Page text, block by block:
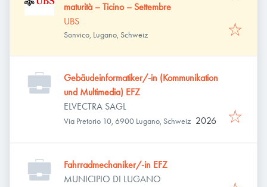
maturità – Ticino – Settembre
UBS
Sonvico, Lugano, Schweiz
Gebäudeinformatiker/-in (Kommunikation
und Multimedia) EFZ
ELVECTRA SAGL
Via Pretorio 10, 6900 Lugano, Schweiz 2026
Fahrradmechaniker/-in EFZ
MUNICIPIO DI LUGANO